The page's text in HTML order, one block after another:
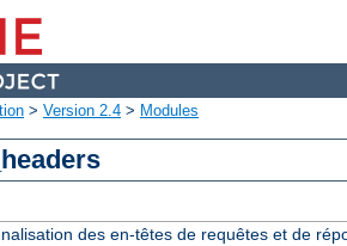
> Version 2.4 > Modules
des en-têtes de requêtes et de